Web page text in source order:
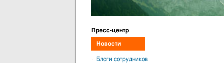
Пресс-центр
Новости
Блоги сотрудников